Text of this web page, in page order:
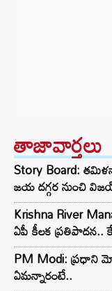
తాజావార్తలు
Story Board:
జయ దగ్గర నుంచి
Krishna River
ఏపీ కీలక ప్రతిపాదన..
PM Modi:
ఏమన్నారంటే..